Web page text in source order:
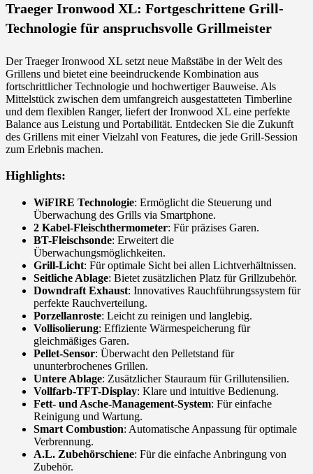
Traeger Ironwood XL: Fortgeschrittene Grill-
Technologie für anspruchsvolle Grillmeister
Der Traeger Ironwood XL setzt neue Maßstäbe in der Welt des
Grillens und bietet eine beeindruckende Kombination aus
fortschrittlicher Technologie und hochwertiger Bauweise. Als
Mittelstück zwischen dem umfangreich ausgestatteten Timberline
und dem flexiblen Ranger, liefert der Ironwood XL eine perfekte
Balance aus Leistung und Portabilität. Entdecken Sie die Zukunft
des Grillens mit einer Vielzahl von Features, die jede Grill-Session
zum Erlebnis machen.
Highlights:
WiFIRE Technologie: Ermöglicht die Steuerung und
Überwachung des Grills via Smartphone.
2 Kabel-Fleischthermometer: Für präzises Garen.
BT-Fleischsonde: Erweitert die
Überwachungsmöglichkeiten.
Grill-Licht: Für optimale Sicht bei allen Lichtverhältnissen.
Seitliche Ablage: Bietet zusätzlichen Platz für Grillzubehör.
Downdraft Exhaust: Innovatives Rauchführungssystem für
perfekte Rauchverteilung.
Porzellanroste: Leicht zu reinigen und langlebig.
Vollisolierung: Effiziente Wärmespeicherung für
gleichmäßiges Garen.
Pellet-Sensor: Überwacht den Pelletstand für
ununterbrochenes Grillen.
Untere Ablage: Zusätzlicher Stauraum für Grillutensilien.
Vollfarb-TFT-Display: Klare und intuitive Bedienung.
Fett- und Asche-Management-System: Für einfache
Reinigung und Wartung.
Smart Combustion: Automatische Anpassung für optimale
Verbrennung.
A.L. Zubehörschiene: Für die einfache Anbringung von
Zubehör.